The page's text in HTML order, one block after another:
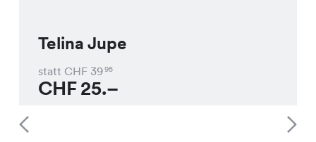
Telina Jupe
statt CHF 3995
CHF25.–